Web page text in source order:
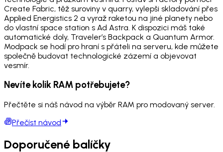
Create Fabric, těž suroviny v quarry, vylepši skladování přes
Applied Energistics 2 a vyraž raketou na jiné planety nebo
do vlastní space station s Ad Astra. K dispozici máš také
automatické doly, Traveler’s Backpack a Quantum Armor.
Modpack se hodí pro hraní s přáteli na serveru, kde můžete
společně budovat technologické zázemí a objevovat
vesmír.
Nevíte kolik RAM potřebujete?
Přečtěte si náš návod na výběr RAM pro modovaný server.
Přečíst návod
Doporučené balíčky